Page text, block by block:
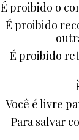
É proibido o
É proibido
É proibido
Você é livre
Para salvar